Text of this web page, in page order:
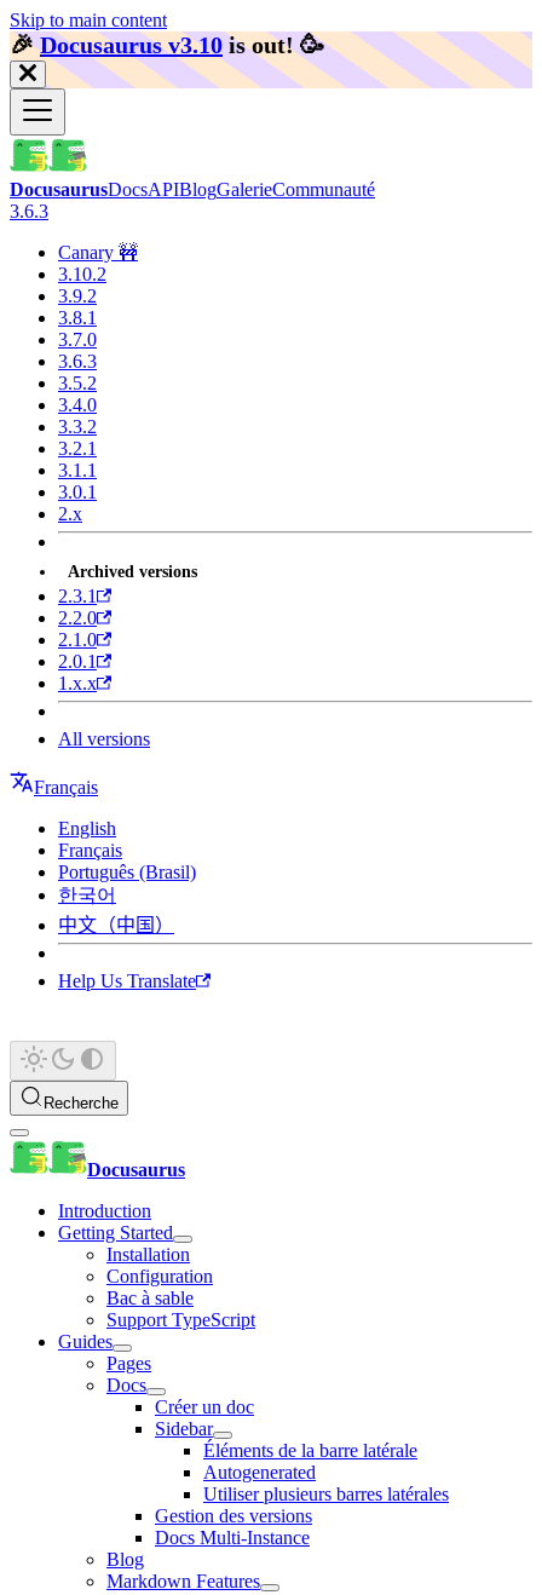
Skip to main content
🎉️Docusaurus v3.10 is out! 🥳️
DocusaurusDocsAPIBlogGalerieCommunauté
3.6.3
Canary 🚧
3.10.2
3.9.2
3.8.1
3.7.0
3.6.3
3.5.2
3.4.0
3.3.2
3.2.1
3.1.1
3.0.1
2.x
Archived versions
2.3.1
2.2.0
2.1.0
2.0.1
1.x.x
All versions
Français
English
Français
Português (Brasil)
한국어
中文（中国）
Help Us Translate
Recherche
Docusaurus
Introduction
Getting Started
Installation
Configuration
Bac à sable
Support TypeScript
Guides
Pages
Docs
Créer un doc
Sidebar
Éléments de la barre latérale
Autogenerated
Utiliser plusieurs barres latérales
Gestion des versions
Docs Multi-Instance
Blog
Markdown Features